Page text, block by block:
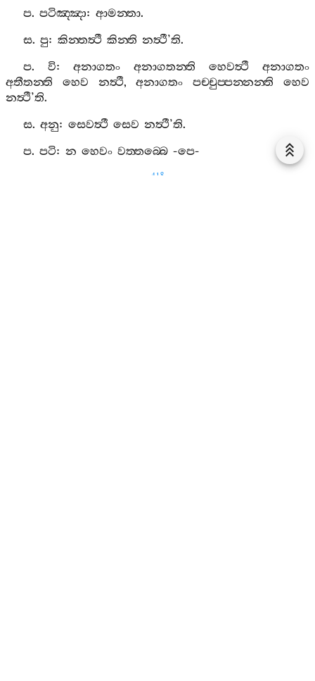
ප. පටිඤ‍්ඤා: ආමන‍්තා.
ස. පු: කින‍්තත්‍ථී කින‍්ති නත්‍ථී’ති.
ප. වි:අනාගතං අනාගතන‍්ති හෙවත්‍ථී
අනාගතං
අතීතන‍්ති
හෙව නත්‍ථී,අනාගතං පච‍්චුප‍්පන‍්නන‍්ති
හෙව
නත්‍ථී’ති.
ස. අනු: සෙවත්‍ථී සෙව නත්‍ථී’ති.
ප. පටි: න හෙවං වත‍්තබ‍්බෙ-පෙ-
418